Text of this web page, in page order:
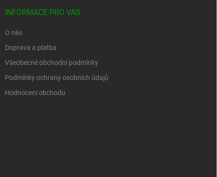
INFORMACE PRO VÁS
O nás
Doprava a platba
Všeobecné obchodní podmínky
Podmínky ochrany osobních údajů
Hodnocení obchodu